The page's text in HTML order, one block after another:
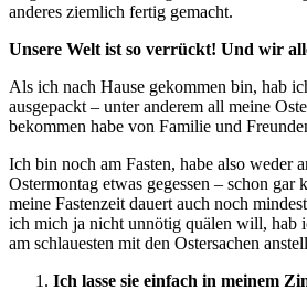
anderes ziemlich fertig gemacht.
Unsere Welt ist so verrückt! Und wir
Als ich nach Hause gekommen bin, hab
ausgepackt – unter anderem all meine
bekommen habe von Familie und
Ich bin noch am Fasten, habe also weder
Ostermontag etwas gegessen – schon gar
meine Fastenzeit dauert auch noch
ich mich ja nicht unnötig quälen will, hab
am schlauesten mit den Ostersachen
Ich lasse sie einfach in meinem